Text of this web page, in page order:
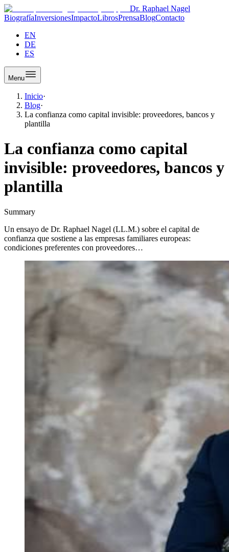
Dr. Raphael Nagel
BiografíaInversionesImpactoLibrosPrensaBlogContacto
EN
DE
ES
Menu
Inicio·
Blog·
La confianza como capital invisible: proveedores, bancos y
plantilla
La confianza como capital
invisible: proveedores, bancos y
plantilla
Summary
Un ensayo de Dr. Raphael Nagel (LL.M.) sobre el capital de
confianza que sostiene a las empresas familiares europeas:
condiciones preferentes con proveedores…